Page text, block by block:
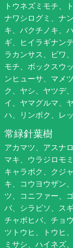
トウネズミモチ、
ナワシログミ、ナ
キ、バクチノキ、
ギ、ヒイラギナン
ラカンサス、ビワ
モチ、ボックスウ
ンヒューサ、マメ
ク、ヤシ、ヤツデ
イ、ヤマグルマ、
ハ、リンボク、レ
常緑針葉樹
アカマツ、アスナ
マキ、ウラジロモ
キャラボク、クジ
キ、コウヨウザン
ツ、コニファー、
バ、シラビソ、ス
チャボヒバ、チョ
ツトウヒ、トウヒ
ミサシ、ハイネズ